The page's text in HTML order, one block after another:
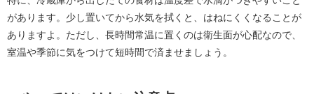
があります。少し置いてから水気を拭くと、はねにくくなることが
ありますよ。ただし、長時間常温に置くのは衛生面が心配なので、
室温や季節に気をつけて短時間で済ませましょう。